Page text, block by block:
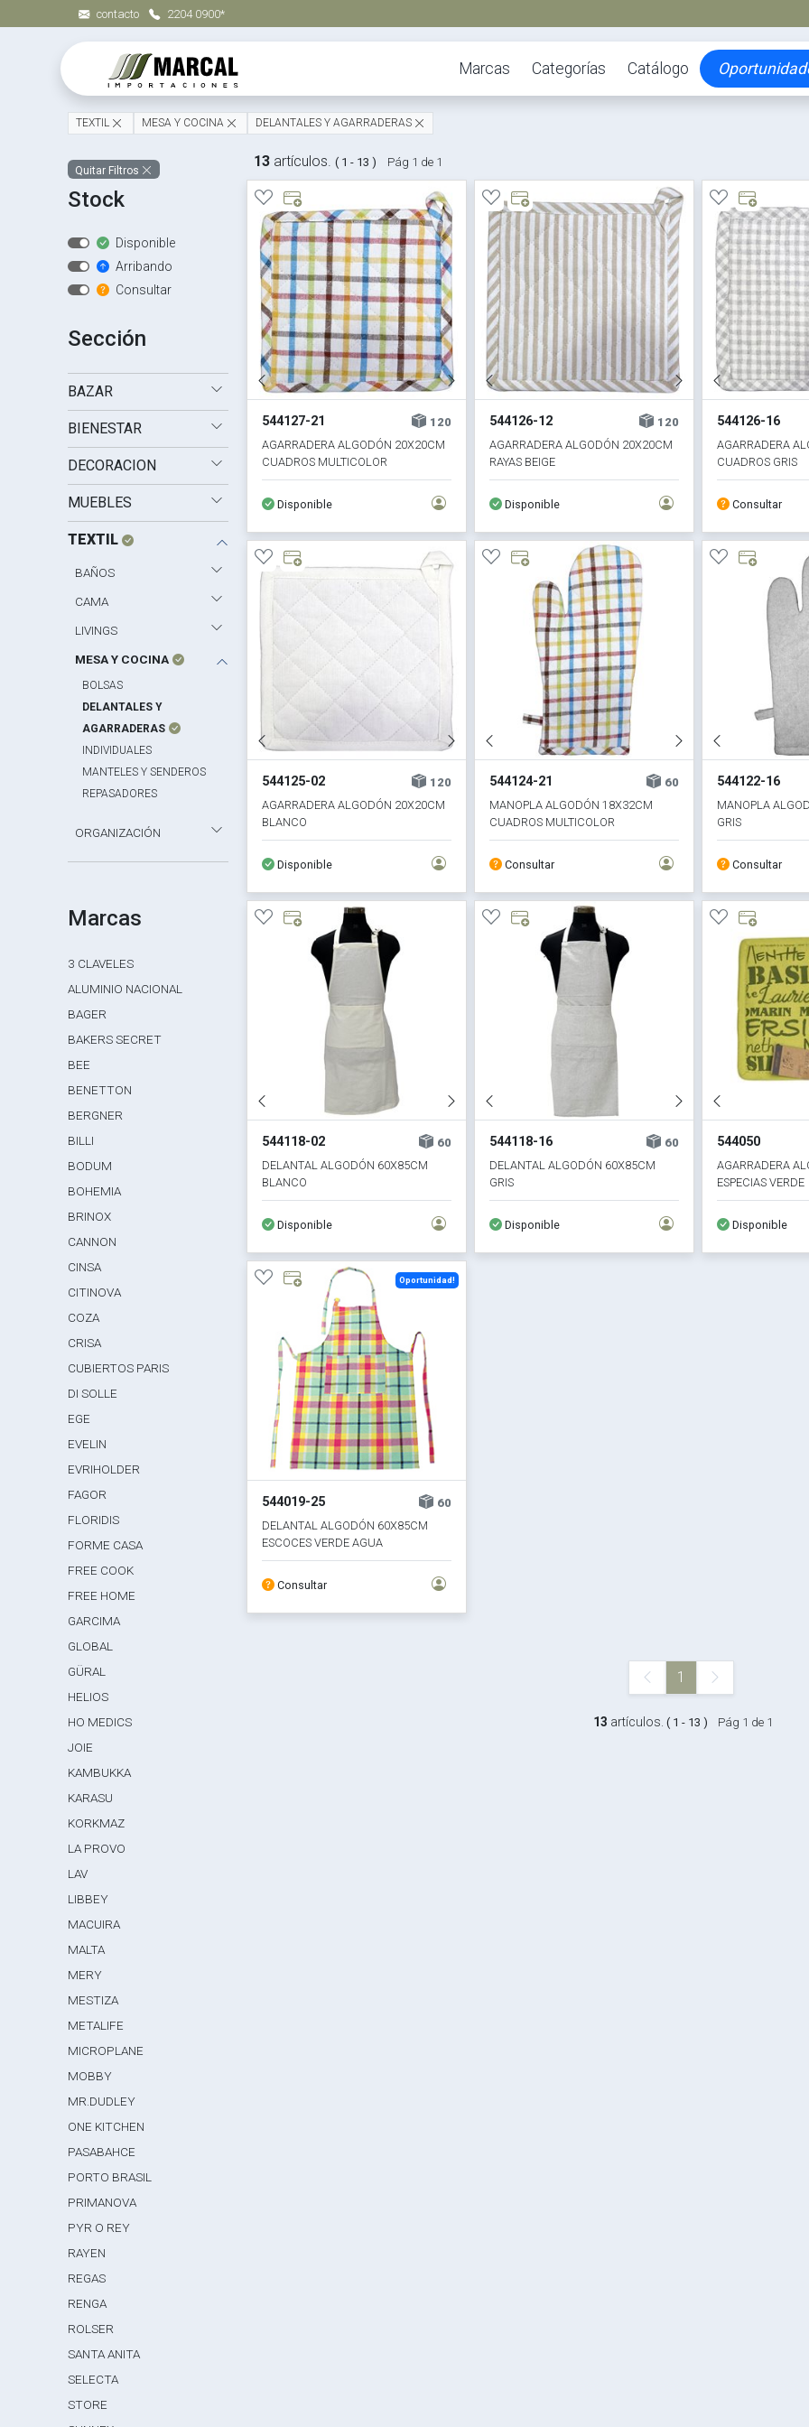
contacto 2204 0900*
Marcas Categorías Catálogo
TEXTIL MESA Y COCINA DELANTALES Y AGARRADERAS
Quitar Filtros
Stock
Disponible
Arribando
Consultar
Sección
BAZAR
BIENESTAR
DECORACION
MUEBLES
TEXTIL
BAÑOS
CAMA
LIVINGS
MESA Y COCINA
BOLSAS
DELANTALES Y
AGARRADERAS
INDIVIDUALES
MANTELES Y SENDEROS
REPASADORES
ORGANIZACIÓN
Marcas
3 CLAVELES
ALUMINIO NACIONAL
BAGER
BAKERS SECRET
BEE
BENETTON
BERGNER
BILLI
BODUM
BOHEMIA
BRINOX
CANNON
CINSA
CITINOVA
COZA
CRISA
CUBIERTOS PARIS
DI SOLLE
EGE
EVELIN
EVRIHOLDER
FAGOR
FLORIDIS
FORME CASA
FREE COOK
FREE HOME
GARCIMA
GLOBAL
GÜRAL
HELIOS
HO MEDICS
JOIE
KAMBUKKA
KARASU
KORKMAZ
LA PROVO
LAV
LIBBEY
MACUIRA
MALTA
MERY
MESTIZA
METALIFE
MICROPLANE
MOBBY
MR.DUDLEY
ONE KITCHEN
PASABAHCE
PORTO BRASIL
PRIMANOVA
PYR O REY
RAYEN
REGAS
RENGA
ROLSER
SANTA ANITA
SELECTA
STORE
544127-21
120
AGARRADERA ALGODÓN 20X20CM
CUADROS MULTICOLOR
Disponible
544126-12
120
AGARRADERA ALGODÓN 20X20CM
RAYAS BEIGE
Disponible
544126-16
AGARRADERA
CUADROS GRIS
Consultar
544125-02
120
AGARRADERA ALGODÓN 20X20CM
BLANCO
Disponible
544124-21
60
MANOPLA ALGODÓN 18X32CM
CUADROS MULTICOLOR
Consultar
544122-16
MANOPLA
GRIS
Consultar
544118-02
60
DELANTAL ALGODÓN 60X85CM
BLANCO
Disponible
544118-16
60
DELANTAL ALGODÓN 60X85CM
GRIS
Disponible
544050
AGARRADERA
ESPECIAS VERDE
Disponible
544019-25
60
DELANTAL ALGODÓN 60X85CM
ESCOCES VERDE AGUA
Consultar
Oportunidad!
1
13 artículos.( 1 - 13 ) Pág 1 de 1
13artículos. ( 1 - 13 ) Pág 1 de 1